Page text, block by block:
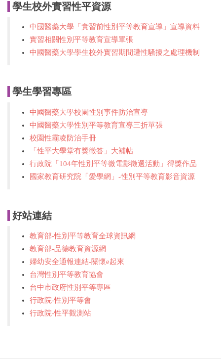
學生校外實習性平資源
中國醫藥大學「實習前性別平等教育宣導」宣導資料
實習相關性別平等教育宣導單張
中國醫藥大學學生校外實習期間遭性騷擾之處理機制
學生學習專區
中國醫藥大學校園性別事件防治宣導
中國醫藥大學性別平等教育宣導三折單張
校園性霸凌防治手冊
「性平大學堂有獎徵答」大補帖
行政院「104年性別平等微電影徵選活動」得獎作品
國家教育研究院「愛學網」-性別平等教育影音資源
好站連結
教育部-性別平等教育全球資訊網
教育部-品德教育資源網
婦幼安全通報連結-關懷e起來
台灣性別平等教育協會
台中市政府性別平等專區
行政院-性別平等會
行政院-性平觀測站